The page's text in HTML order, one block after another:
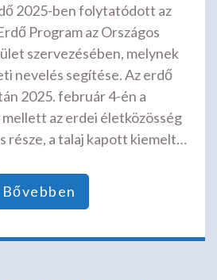
2025-ben folytatódott az
Program az Országos
szervezésében, melynek
nevelés segítése. Az erdő
2025. február 4-én a
az erdei életközösség
része, a talaj kapott kiemelt…
Bővebben